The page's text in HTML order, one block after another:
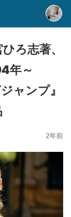
ろ志著、
年～
ャンプ』
2年前